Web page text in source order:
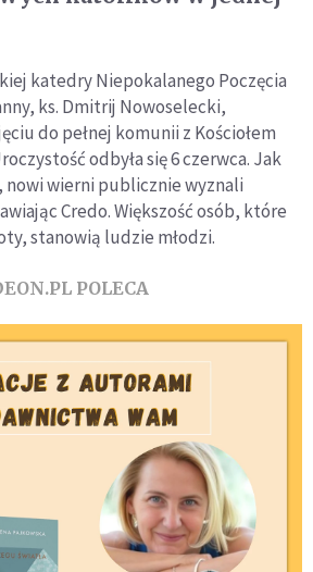
katedry Niepokalanego Poczęcia
ks. Dmitrij Nowoselecki,
do pełnej komunii z Kościołem
odbyła się 6 czerwca. Jak
nowi wierni publicznie wyznali
Credo. Większość osób, które
stanowią ludzie młodzi.
POLECA